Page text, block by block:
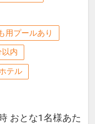
用プールあり
内
テル
おとな1名様あた